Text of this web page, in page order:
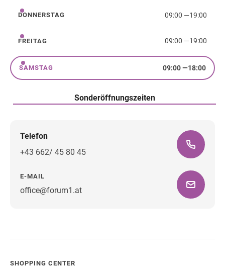
Donnerstag
DONNERSTAG 09:00 —19:00
Freitag
FREITAG 09:00 —19:00
Samstag
SAMSTAG 09:00—18:00
Sonderöffnungszeiten
Telefon
+43 662/ 45 80 45
E-MAIL
office@forum1.at
SHOPPING CENTER